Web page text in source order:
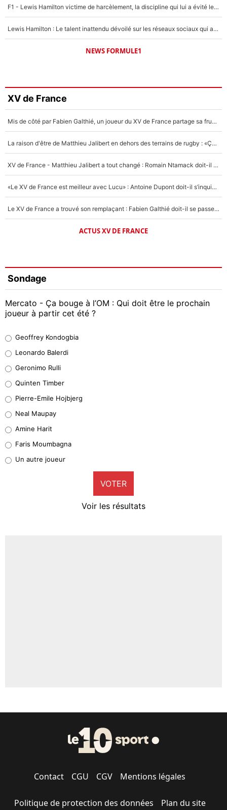
F1 - Lewis Hamilton victime de harcèlement, la discipline qui lui a évité le pire : «J'aurais probablement mal tourné»
Lewis Hamilton : Le talent inattendu dévoilé sur les réseaux sociaux qui a impressionné Kim Kardashian pendant leurs vacances en amoureux !
NEWS FORMULE1
XV de France
Mis de côté par Fabien Galthié, un joueur du XV de France partage sa frustration : «ils ne me l’ont pas dit tout de suite»
La raison d'être de Matthieu Jalibert en dehors des terrains de rugby : «Ça m'atteint autant que si tu touches à un membre de ma famille»
XV de France - Matthieu Jalibert a tout changé : Romain Ntamack doit-il s’inquiéter pour sa place à un an de la Coupe du monde ?
«Le XV de France est meilleur avec Lucu» : Antoine Dupont doit-il s’inquiéter pour sa place ?
Le XV de France a trouvé son remplaçant : Fabien Galthié doit-il se passer d'Antoine Dupont ?
ACTUS XV DE FRANCE
Sondage
Mercato - Ça bouge à l’OM : Qui doit être le prochain
joueur à partir cet été ?
38%
32%
4%
1%
9%
Geoffrey Kondogbia
Leonardo Balerdi
Geronimo Rulli
Quinten Timber
Pierre-Emile Hojbjerg
Neal Maupay
Amine Harit
Faris Moumbagna
Un autre joueur
VOTER
Voir les résultats
Contact CGU CGV Mentions légales
Politique de protection des données Plan du site